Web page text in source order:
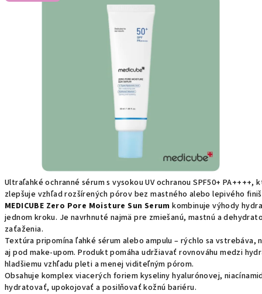
Ultraľahké ochranné sérum s vysokou UV ochranou SPF50+
zlepšuje vzhľad rozšírených pórov bez mastného alebo lepivého
MEDICUBE Zero Pore Moisture Sun Serum kombinuje výhody
jednom kroku. Je navrhnuté najmä pre zmiešanú, mastnú a
zaťaženia.
Textúra pripomína ľahké sérum alebo ampulu – rýchlo sa
aj pod make-upom. Produkt pomáha udržiavať rovnováhu medzi
hladšiemu vzhľadu pleti a menej viditeľným pórom.
Obsahuje komplex viacerých foriem kyseliny hyalurónovej,
hydratovať, upokojovať a posilňovať kožnú bariéru.